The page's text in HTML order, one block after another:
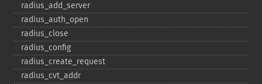
radius_​add_​server
radius_​auth_​open
radius_​close
radius_​config
radius_​create_​request
radius_​cvt_​addr